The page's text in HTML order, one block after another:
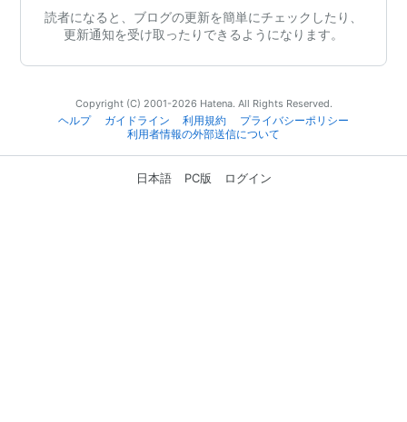
読者になると、ブログの更新を簡単にチェックしたり、
更新通知を受け取ったりできるようになります。
Copyright (C) 2001-2026 Hatena. All Rights Reserved.
ヘルプ
ガイドライン 利用規約
プライバシーポリシー
利用者情報の外部送信について
日本語 PC版 ログイン